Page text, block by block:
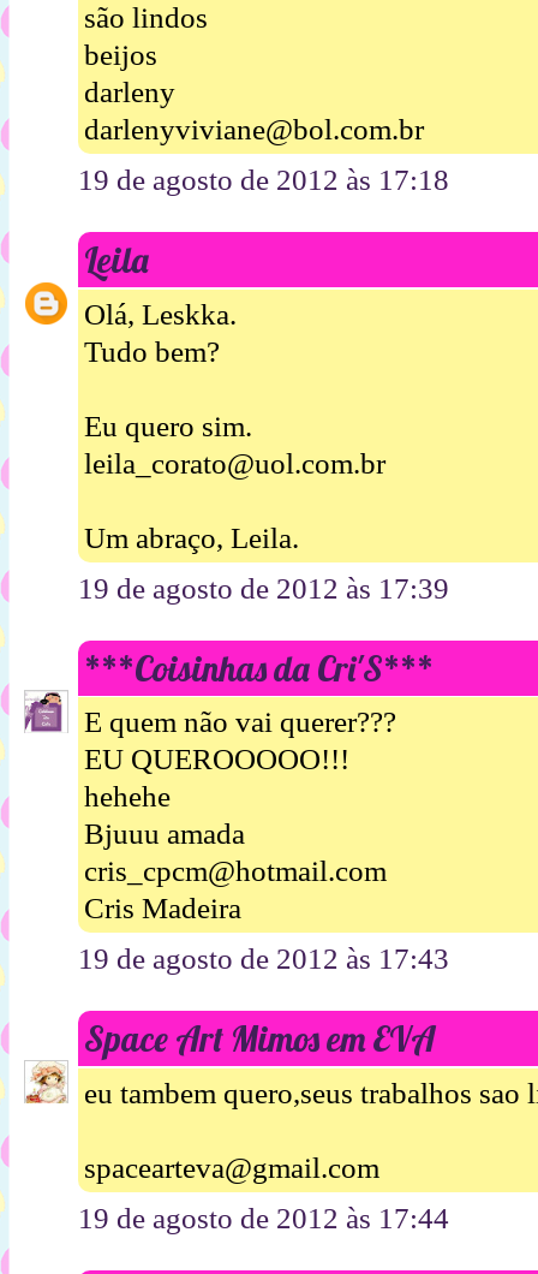
são lindos
beijos
darleny
darlenyviviane@bol.com.br
19 de agosto de 2012 às 17:18
Leila
Olá, Leskka.
Tudo bem?
Eu quero sim.
leila_corato@uol.com.br
Um abraço, Leila.
19 de agosto de 2012 às 17:39
***Coisinhas da Cri'S***
E quem não vai querer???
EU QUEROOOOO!!!
hehehe
Bjuuu amada
cris_cpcm@hotmail.com
Cris Madeira
19 de agosto de 2012 às 17:43
Space Art Mimos em EVA
eu tambem quero,seus trabalhos sao
spacearteva@gmail.com
19 de agosto de 2012 às 17:44